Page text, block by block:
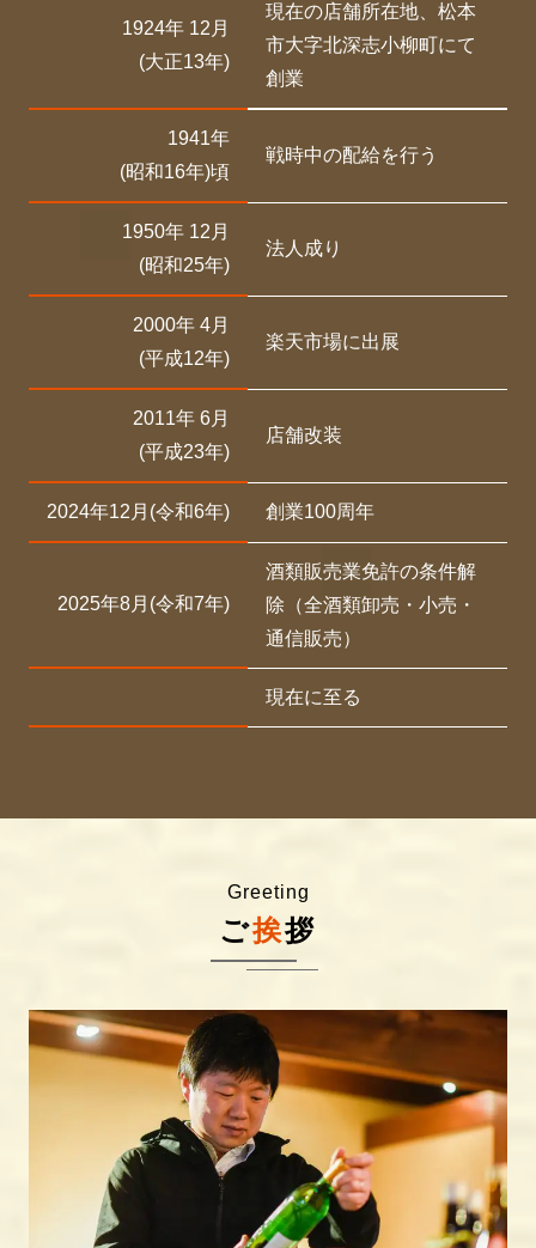
1924年 12月
(大正13年)
現在の店舗所在地、松本
市大字北深志小柳町にて
創業
1941年
(昭和16年)頃
戦時中の配給を行う
1950年 12月
(昭和25年)
法人成り
2000年 4月
(平成12年)
楽天市場に出展
2011年 6月
(平成23年)
店舗改装
2024年12月(令和6年) 創業100周年
2025年8月(令和7年)
酒類販売業免許の条件解
除（全酒類卸売・小売・
通信販売）
現在に至る
Greeting
ご挨拶